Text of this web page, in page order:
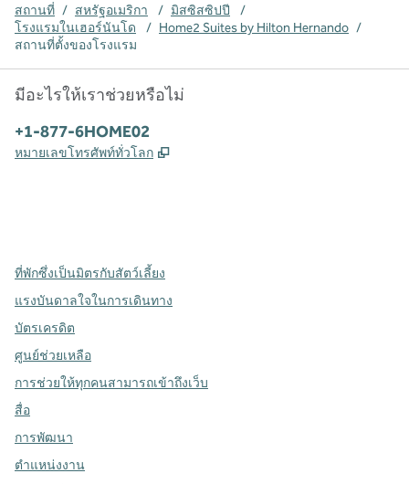
สถานที่ / สหรัฐอเมริกา / มิสซิสซิปปี
/
โรงแรมในเฮอร์นันโด
/ Home2 Suites by Hilton Hernando /
สถานที่ตั้งของโรงแรม
มีอะไรให้เราช่วยหรือไม่
โทรศัพท์:
+1-877-6HOME02
หมายเลขโทรศัพท์ทั่วโลก ,
ที่พักซึ่งเป็นมิตรกับสัตว์เลี้ยง
แรงบันดาลใจในการเดินทาง
บัตรเครดิต
ศูนย์ช่วยเหลือ
การช่วยให้ทุกคนสามารถเข้าถึงเว็บ
สื่อ
การพัฒนา
ตำแหน่งงาน